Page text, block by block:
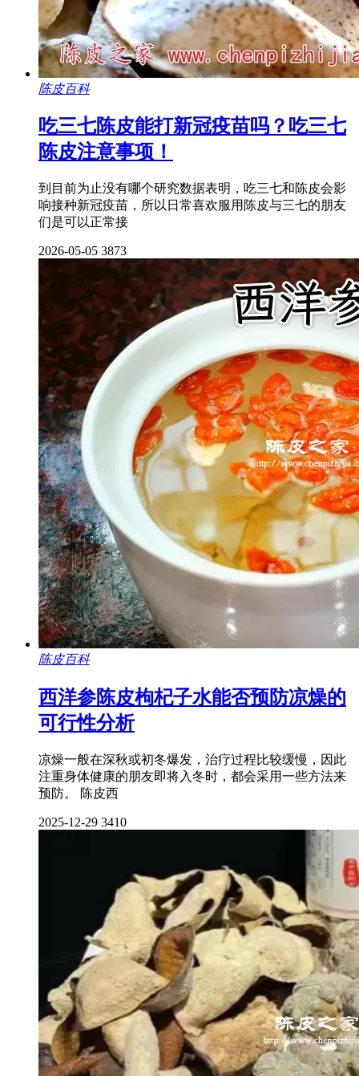
陈皮百科
吃三七陈皮能打新冠疫苗吗？吃三七
陈皮注意事项！
到目前为止没有哪个研究数据表明，吃三七和陈皮会影
响接种新冠疫苗，所以日常喜欢服用陈皮与三七的朋友
们是可以正常接
2026-05-05 3873
陈皮百科
西洋参陈皮枸杞子水能否预防凉燥的
可行性分析
凉燥一般在深秋或初冬爆发，治疗过程比较缓慢，因此
注重身体健康的朋友即将入冬时，都会采用一些方法来
预防。 陈皮西
2025-12-29 3410